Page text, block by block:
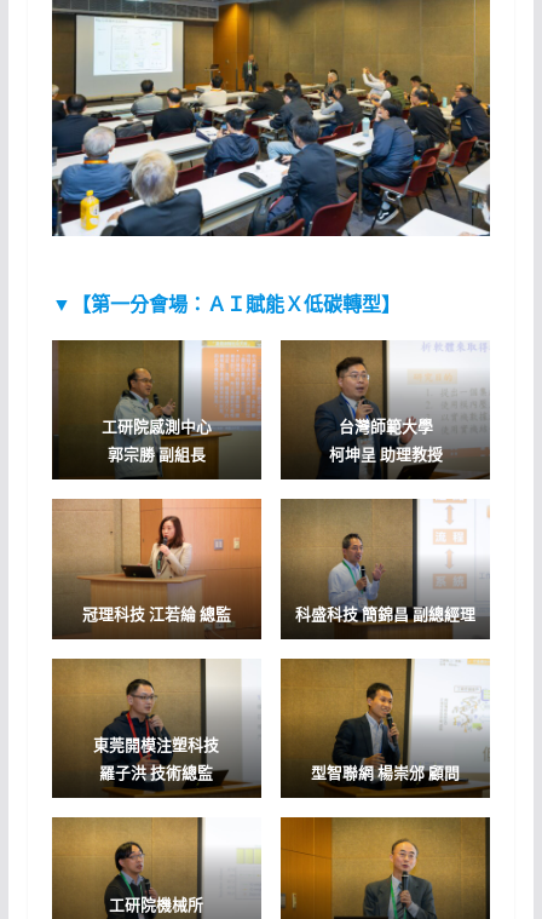
▼【第一分會場：ＡＩ賦能Ｘ低碳轉型】
工研院感測中心
郭宗勝 副組長
台灣師範大學
柯坤呈 助理教授
冠理科技江若綸 總監 科盛科技簡錦昌 副總經理
東莞開模注塑科技
羅子洪 技術總監
型智聯網楊崇邠 顧問
工研院機械所